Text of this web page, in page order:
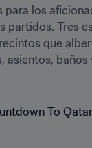
los
Tres
que